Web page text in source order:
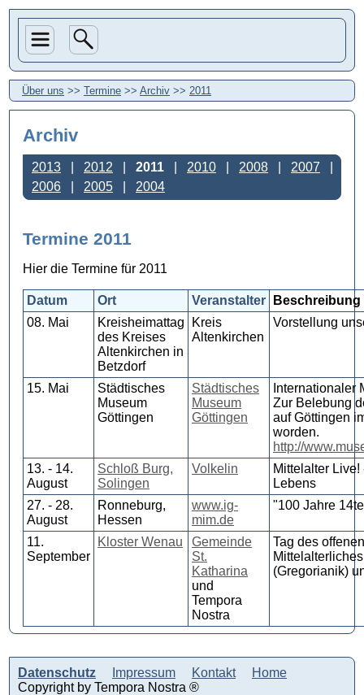
Über uns >> Termine >> Archiv >> 2011
Archiv
2013 2012 2011 2010 2008
2007
2006
2005 2004
Termine 2011
Hier die Termine für 2011
Datum Ort Veranstalter
Beschreibung
08. Mai
Kreisheimattag
des Kreises
Altenkirchen in
Betzdorf
Kreis
Altenkirchen
Vorstellung
15. Mai
Städtisches
Museum
Göttingen
Städtisches
Museum
Göttingen
Internationaler
Zur Belebung
auf Göttingen
worden.
http://
13. - 14.
August
Schloß Burg,
Solingen
Volkelin
Mittelalter
Lebens
27. - 28.
August
Ronneburg,
Hessen
www.ig-
mim.de
"100 Jahre
11.
September
Kloster Wenau
Gemeinde
St.
Katharina
und
Tempora
Nostra
Tag des
(Gregorianik)
Datenschutz Impressum Kontakt
Home
Copyright by Tempora Nostra ®